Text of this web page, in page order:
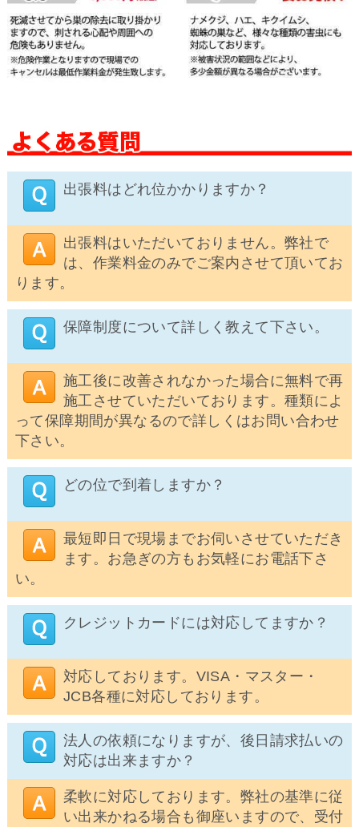
出張料はどれ位かかりますか？
出張料はいただいておりません。弊社で
は、作業料金のみでご案内させて頂いてお
ります。
保障制度について詳しく教えて下さい。
施工後に改善されなかった場合に無料で再
施工させていただいております。種類によ
って保障期間が異なるので詳しくはお問い合わせ
下さい。
どの位で到着しますか？
最短即日で現場までお伺いさせていただき
ます。お急ぎの方もお気軽にお電話下さ
い。
クレジットカードには対応してますか？
対応しております。VISA・マスター・
JCB各種に対応しております。
法人の依頼になりますが、後日請求払いの
対応は出来ますか？
柔軟に対応しております。弊社の基準に従
い出来かねる場合も御座いますので、受付